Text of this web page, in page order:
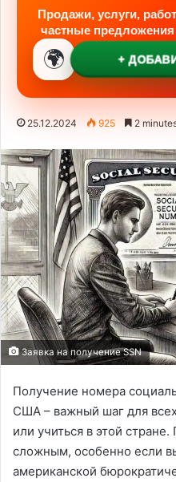
Продажи, услуги,
частные
🌍 +
25.12.2024 925 2
Заявка на получение SSN
Получение номера
США – важный шаг для
или учиться в этой
сложным, особенно если
американской